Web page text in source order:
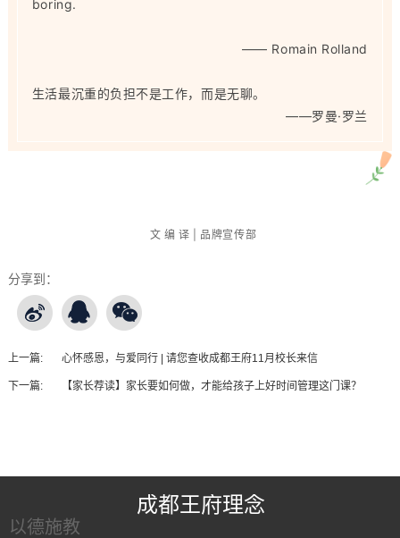
boring.
—— Romain Rolland
生活最沉重的负担不是工作，而是无聊。
——罗曼·罗兰
文 编 译 | 品牌宣传部
分享到：
上一篇: 心怀感恩，与爱同行 | 请您查收成都王府11月校长来信
下一篇: 【家长荐读】家长要如何做，才能给孩子上好时间管理这门课？
成都王府理念
以德施教